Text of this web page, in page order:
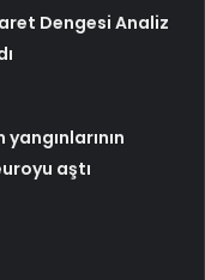
Dengesi Analiz
aştı